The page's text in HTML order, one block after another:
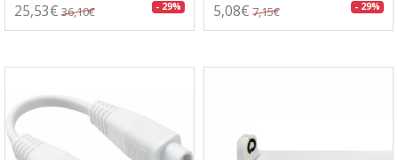
25,53€ 36,10€ - 29% 5,08€ 7,15€ - 29%